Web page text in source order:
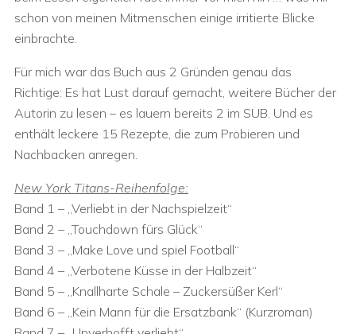
schon von meinen Mitmenschen einige irritierte Blicke
einbrachte.
Für mich war das Buch aus 2 Gründen genau das
Richtige: Es hat Lust darauf gemacht, weitere Bücher der
Autorin zu lesen – es lauern bereits 2 im SUB. Und es
enthält leckere 15 Rezepte, die zum Probieren und
Nachbacken anregen.
New York Titans-Reihenfolge:
Band 1 – „Verliebt in der Nachspielzeit“
Band 2 – „Touchdown fürs Glück“
Band 3 – „Make Love und spiel Football“
Band 4 – „Verbotene Küsse in der Halbzeit“
Band 5 – „Knallharte Schale – Zuckersüßer Kerl“
Band 6 – „Kein Mann für die Ersatzbank“ (Kurzroman)